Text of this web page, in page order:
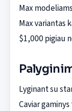
Max
Max variantas
$1,000 pigiau
Lyginant su
Caviar